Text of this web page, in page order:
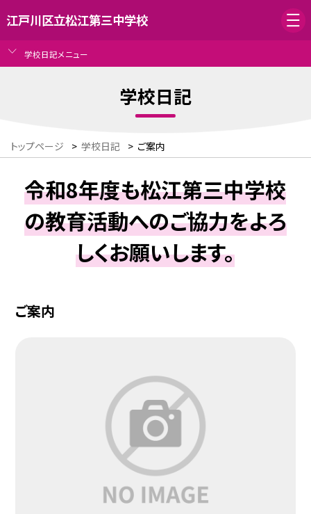
江戸川区立松江第三中学校
学校日記メニュー
学校日記
トップページ > 学校日記 > ご案内
令和8年度も松江第三中学校
の教育活動へのご協力をよろ
しくお願いします。
ご案内